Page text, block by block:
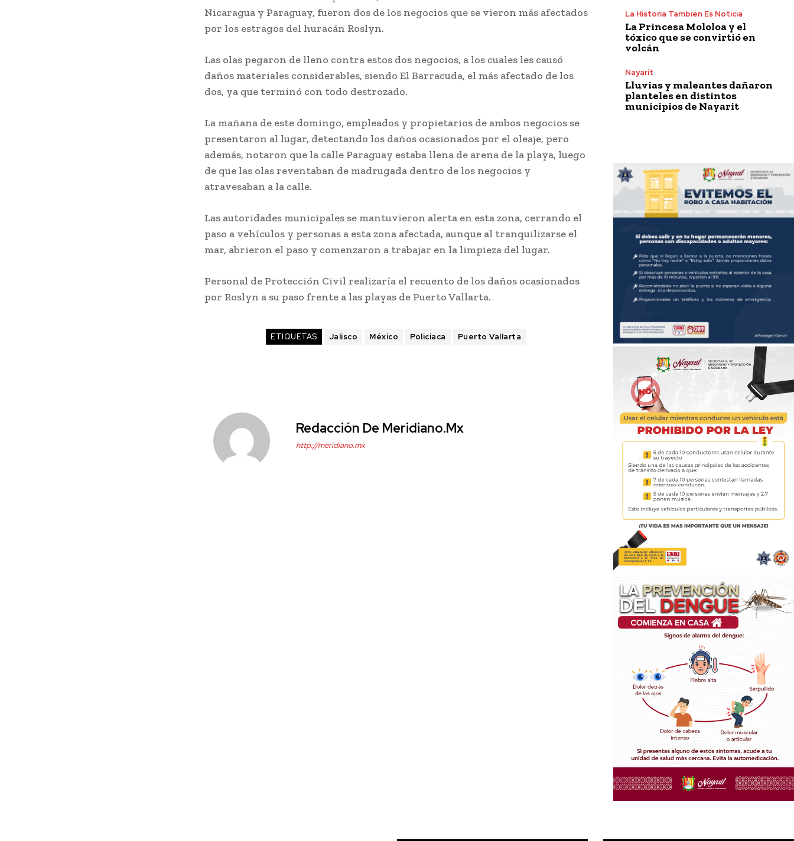
Nicaragua y Paraguay, fueron dos de los negocios que se vieron más afectados
por los estragos del huracán Roslyn.
Las olas pegaron de lleno contra estos dos negocios, a los cuales les causó
daños materiales considerables, siendo El Barracuda, el más afectado de los
dos, ya que terminó con todo destrozado.
La mañana de este domingo, empleados y propietarios de ambos negocios se
presentaron al lugar, detectando los daños ocasionados por el oleaje, pero
además, notaron que la calle Paraguay estaba llena de arena de la playa, luego
de que las olas reventaban de madrugada dentro de los negocios y
atravesaban a la calle.
Las autoridades municipales se mantuvieron alerta en esta zona, cerrando el
paso a vehículos y personas a esta zona afectada, aunque al tranquilizarse el
mar, abrieron el paso y comenzaron a trabajar en la limpieza del lugar.
Personal de Protección Civil realizaría el recuento de los daños ocasionados
por Roslyn a su paso frente a las playas de Puerto Vallarta.
ETIQUETAS Jalisco México Policiaca Puerto Vallarta
Redacción De Meridiano.mx
http://meridiano.mx
La Historia También Es Noticia
La Princesa Mololoa y el
tóxico que se convirtió en
volcán
Nayarit
Lluvias y maleantes dañaron
planteles en distintos
municipios de Nayarit